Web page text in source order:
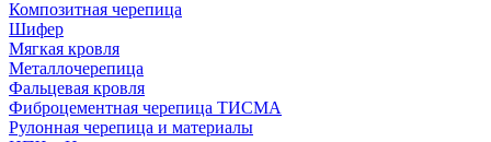
Композитная черепица
Шифер
Мягкая кровля
Металлочерепица
Фальцевая кровля
Фиброцементная черепица ТИСМА
Рулонная черепица и материалы